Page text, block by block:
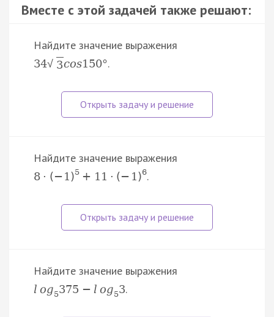
Вместе с этой задачей также решают:
Найдите значение выражения
34√ 3cos150°.
Найдите значение выражения
8 · (−1 )5 + 11 · (− 1 )6.
Найдите значение выражения
l og5375 − l og53.